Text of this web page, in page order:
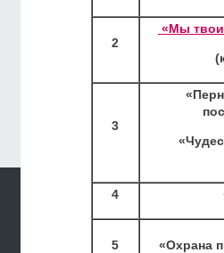
2
«Мы твои
3
4
5 «Охрана